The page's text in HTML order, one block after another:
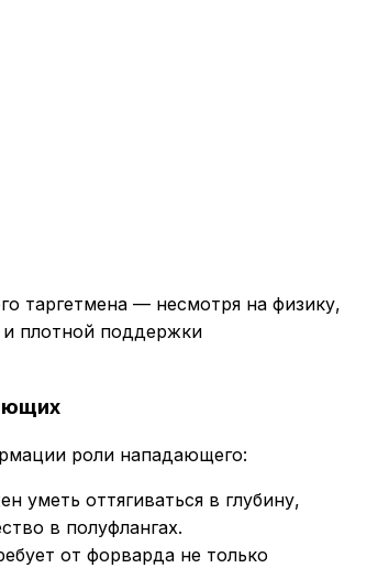
таргетмена — несмотря на физику,
и плотной поддержки
роли нападающего:
уметь оттягиваться в глубину,
в полуфлангах.
от форварда не только